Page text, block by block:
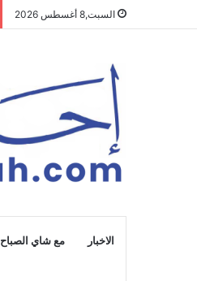
السبت,8 أغسطس 2026
الاخبار مع شاي الصباح